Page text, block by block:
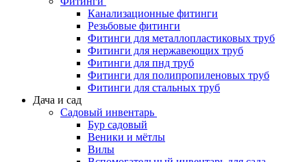
Канализационные фитинги
Резьбовые фитинги
Фитинги для металлопластиковых труб
Фитинги для нержавеющих труб
Фитинги для пнд труб
Фитинги для полипропиленовых труб
Фитинги для стальных труб
Дача и сад
Садовый инвентарь
Бур садовый
Веники и мётлы
Вилы